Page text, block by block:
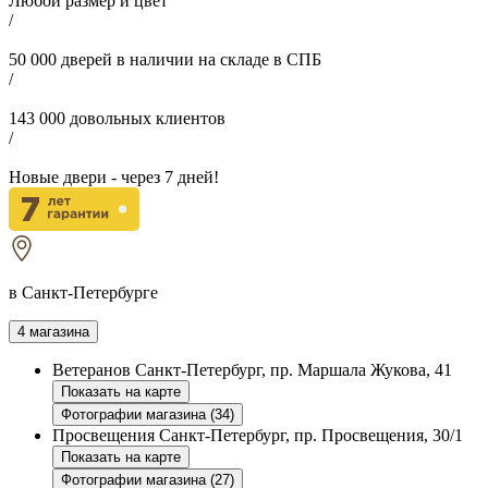
/
50 000 дверей в наличии на складе в СПБ
/
143 000 довольных клиентов
/
Новые двери - через 7 дней!
в Санкт-Петербурге
4 магазина
Ветеранов Санкт-Петербург, пр. Маршала Жукова, 41
Показать на карте
Фотографии магазина (34)
Просвещения Санкт-Петербург, пр. Просвещения, 30/1
Показать на карте
Фотографии магазина (27)